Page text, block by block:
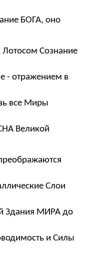
БОГА, оно
Лотосом Сознание
- отражением в
все Миры
Великой
Слои
Здания МИРА до
и Силы